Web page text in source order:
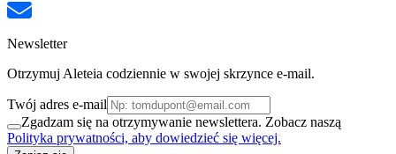
Newsletter
Otrzymuj Aleteia codziennie w swojej skrzynce e-mail.
Twój adres e-mail
Zgadzam się na otrzymywanie newslettera. Zobacz naszą
Polityka prywatności, aby dowiedzieć się więcej.